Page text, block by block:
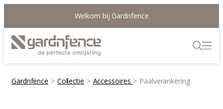
Welkom bij Gardnfence
Gardnfence > Collectie > Accessoires > Paalverankering